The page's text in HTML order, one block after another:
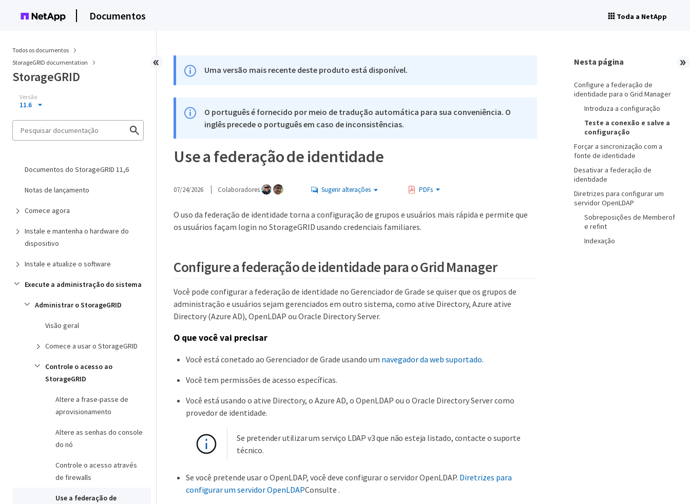
Documentos Toda a NetApp
Todos os documentos
StorageGRID documentation
StorageGRID
Versão
11.6
Documentos do StorageGRID 11,6
Notas de lançamento
Comece agora
Instale e mantenha o hardware do
dispositivo
Instale e atualize o software
Execute a administração do sistema
Administrar o StorageGRID
Visão geral
Comece a usar o StorageGRID
Controle o acesso ao
StorageGRID
Altere a frase-passe de
aprovisionamento
Altere as senhas do console
do nó
Controle o acesso através
de firewalls
Use a federação de
Uma versão mais recente deste produto está disponível.
O português é fornecido por meio de tradução automática para sua conveniência. O
inglês precede o português em caso de inconsistências.
Use a federação de identidade
07/24/2026 Colaboradores Sugerir alterações PDFs
O uso da federação de identidade torna a configuração de grupos e usuários mais rápida e permite que
os usuários façam login no StorageGRID usando credenciais familiares.
Configure a federação de identidade para o Grid Manager
Você pode configurar a federação de identidade no Gerenciador de Grade se quiser que os grupos de
administração e usuários sejam gerenciados em outro sistema, como ative Directory, Azure ative
Directory (Azure AD), OpenLDAP ou Oracle Directory Server.
O que você vai precisar
Você está conetado ao Gerenciador de Grade usando um navegador da web suportado.
Você tem permissões de acesso específicas.
Você está usando o ative Directory, o Azure AD, o OpenLDAP ou o Oracle Directory Server como
provedor de identidade.
Se pretender utilizar um serviço LDAP v3 que não esteja listado, contacte o suporte
técnico.
Se você pretende usar o OpenLDAP, você deve configurar o servidor OpenLDAP. Diretrizes para
configurar um servidor OpenLDAPConsulte .
Nesta página
Configure a federação de
identidade para o Grid Manager
Introduza a configuração
Teste a conexão e salve a
configuração
Forçar a sincronização com a
fonte de identidade
Desativar a federação de
identidade
Diretrizes para configurar um
servidor OpenLDAP
Sobreposições de Memberof
e refint
Indexação